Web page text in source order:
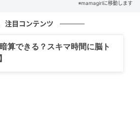
※mamagirlに移動します
注目コンテンツ
算できる？スキマ時間に脳ト